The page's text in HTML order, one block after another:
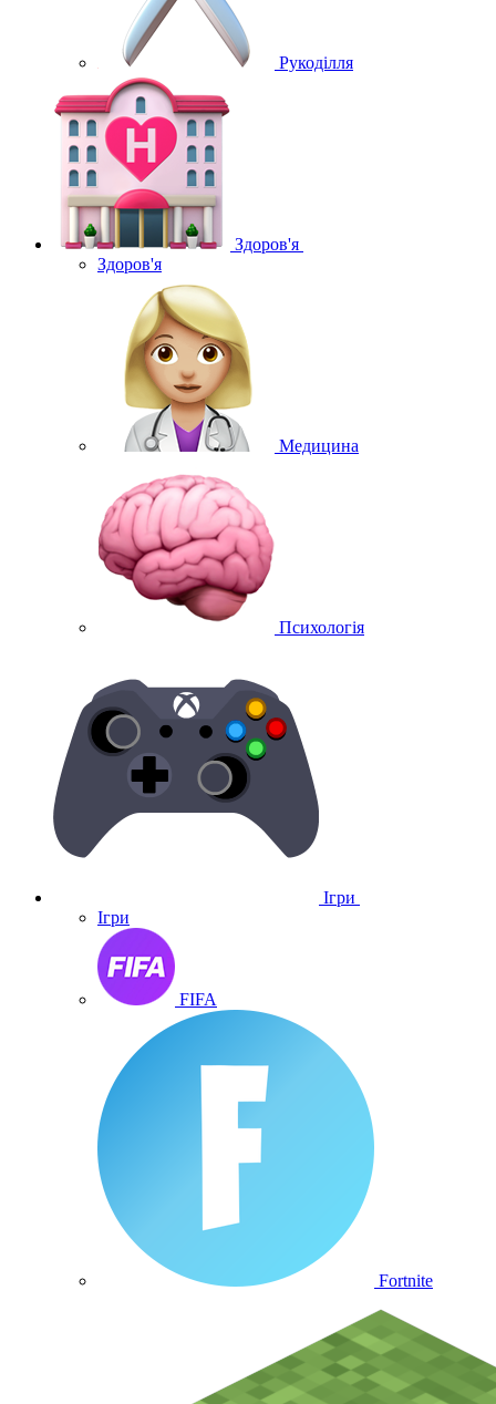
Рукоділля
Здоров'я
Здоров'я
Медицина
Психологія
Ігри
Ігри
FIFA
Fortnite